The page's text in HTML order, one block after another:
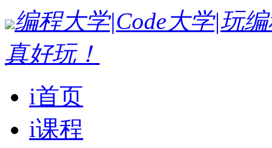
编程大学|Code大学|玩
真好玩！
i首页
i课程